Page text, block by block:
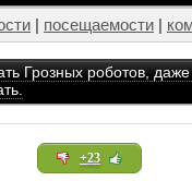
| посещаемости |
Грозных роботов,
+23